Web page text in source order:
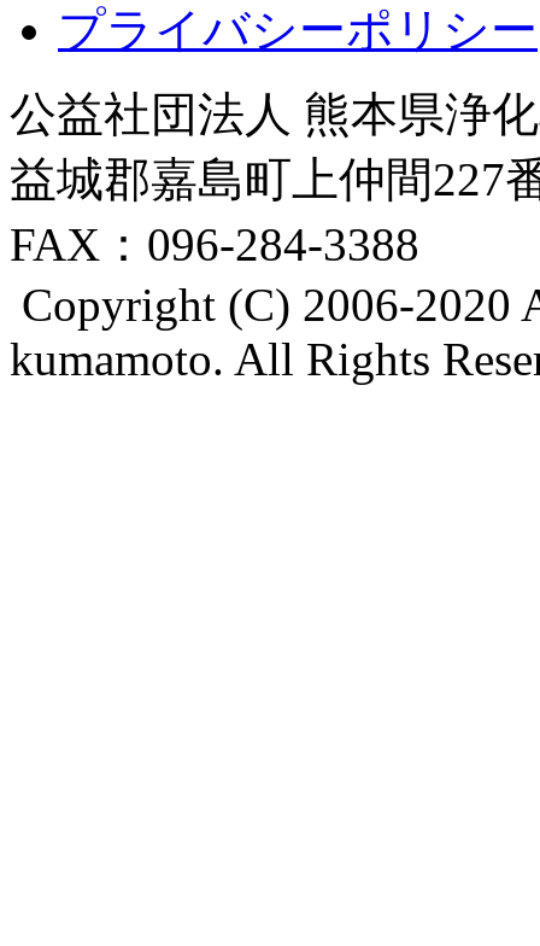
プライバシーポリシー
公益社団法人 熊本県浄
益城郡嘉島町上仲間
FAX：096-284-3388
Copyright (C) 2006-2020
kumamoto. All Rights